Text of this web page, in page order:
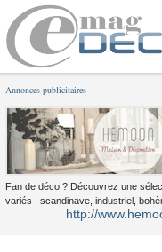
Annonces publicitaires
Fan de déco ? Découvrez une
variés : scandinave, industriel,
http://